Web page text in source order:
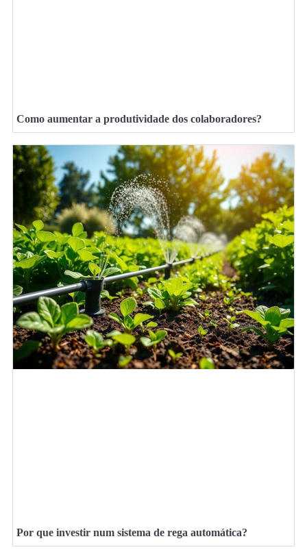
Como aumentar a produtividade dos colaboradores?
Por que investir num sistema de rega automática?